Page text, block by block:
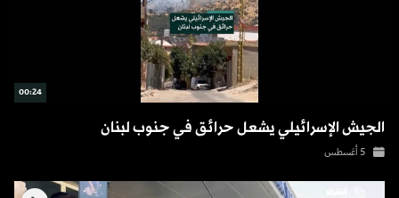
00:24
الجيش الإسرائيلي يشعل حرائق في جنوب لبنان
5 أغسطس